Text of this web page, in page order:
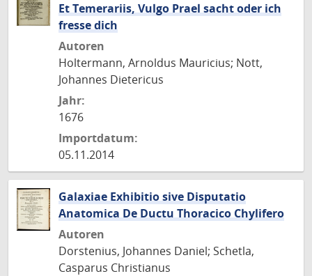
Et Temerariis, Vulgo Prael sacht oder ich
fresse dich
Autoren
Holtermann, Arnoldus Mauricius; Nott,
Johannes Dietericus
Jahr:
1676
Importdatum:
05.11.2014
Galaxiae Exhibitio sive Disputatio
Anatomica De Ductu Thoracico Chylifero
Autoren
Dorstenius, Johannes Daniel; Schetla,
Casparus Christianus